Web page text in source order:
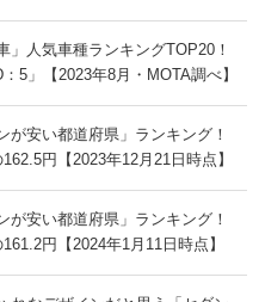
」人気車種ランキングTOP20！
5」【2023年8月・MOTA調べ】
が安い都道府県」ランキング！
円【2023年12月21日時点】
が安い都道府県」ランキング！
円【2024年1月11日時点】